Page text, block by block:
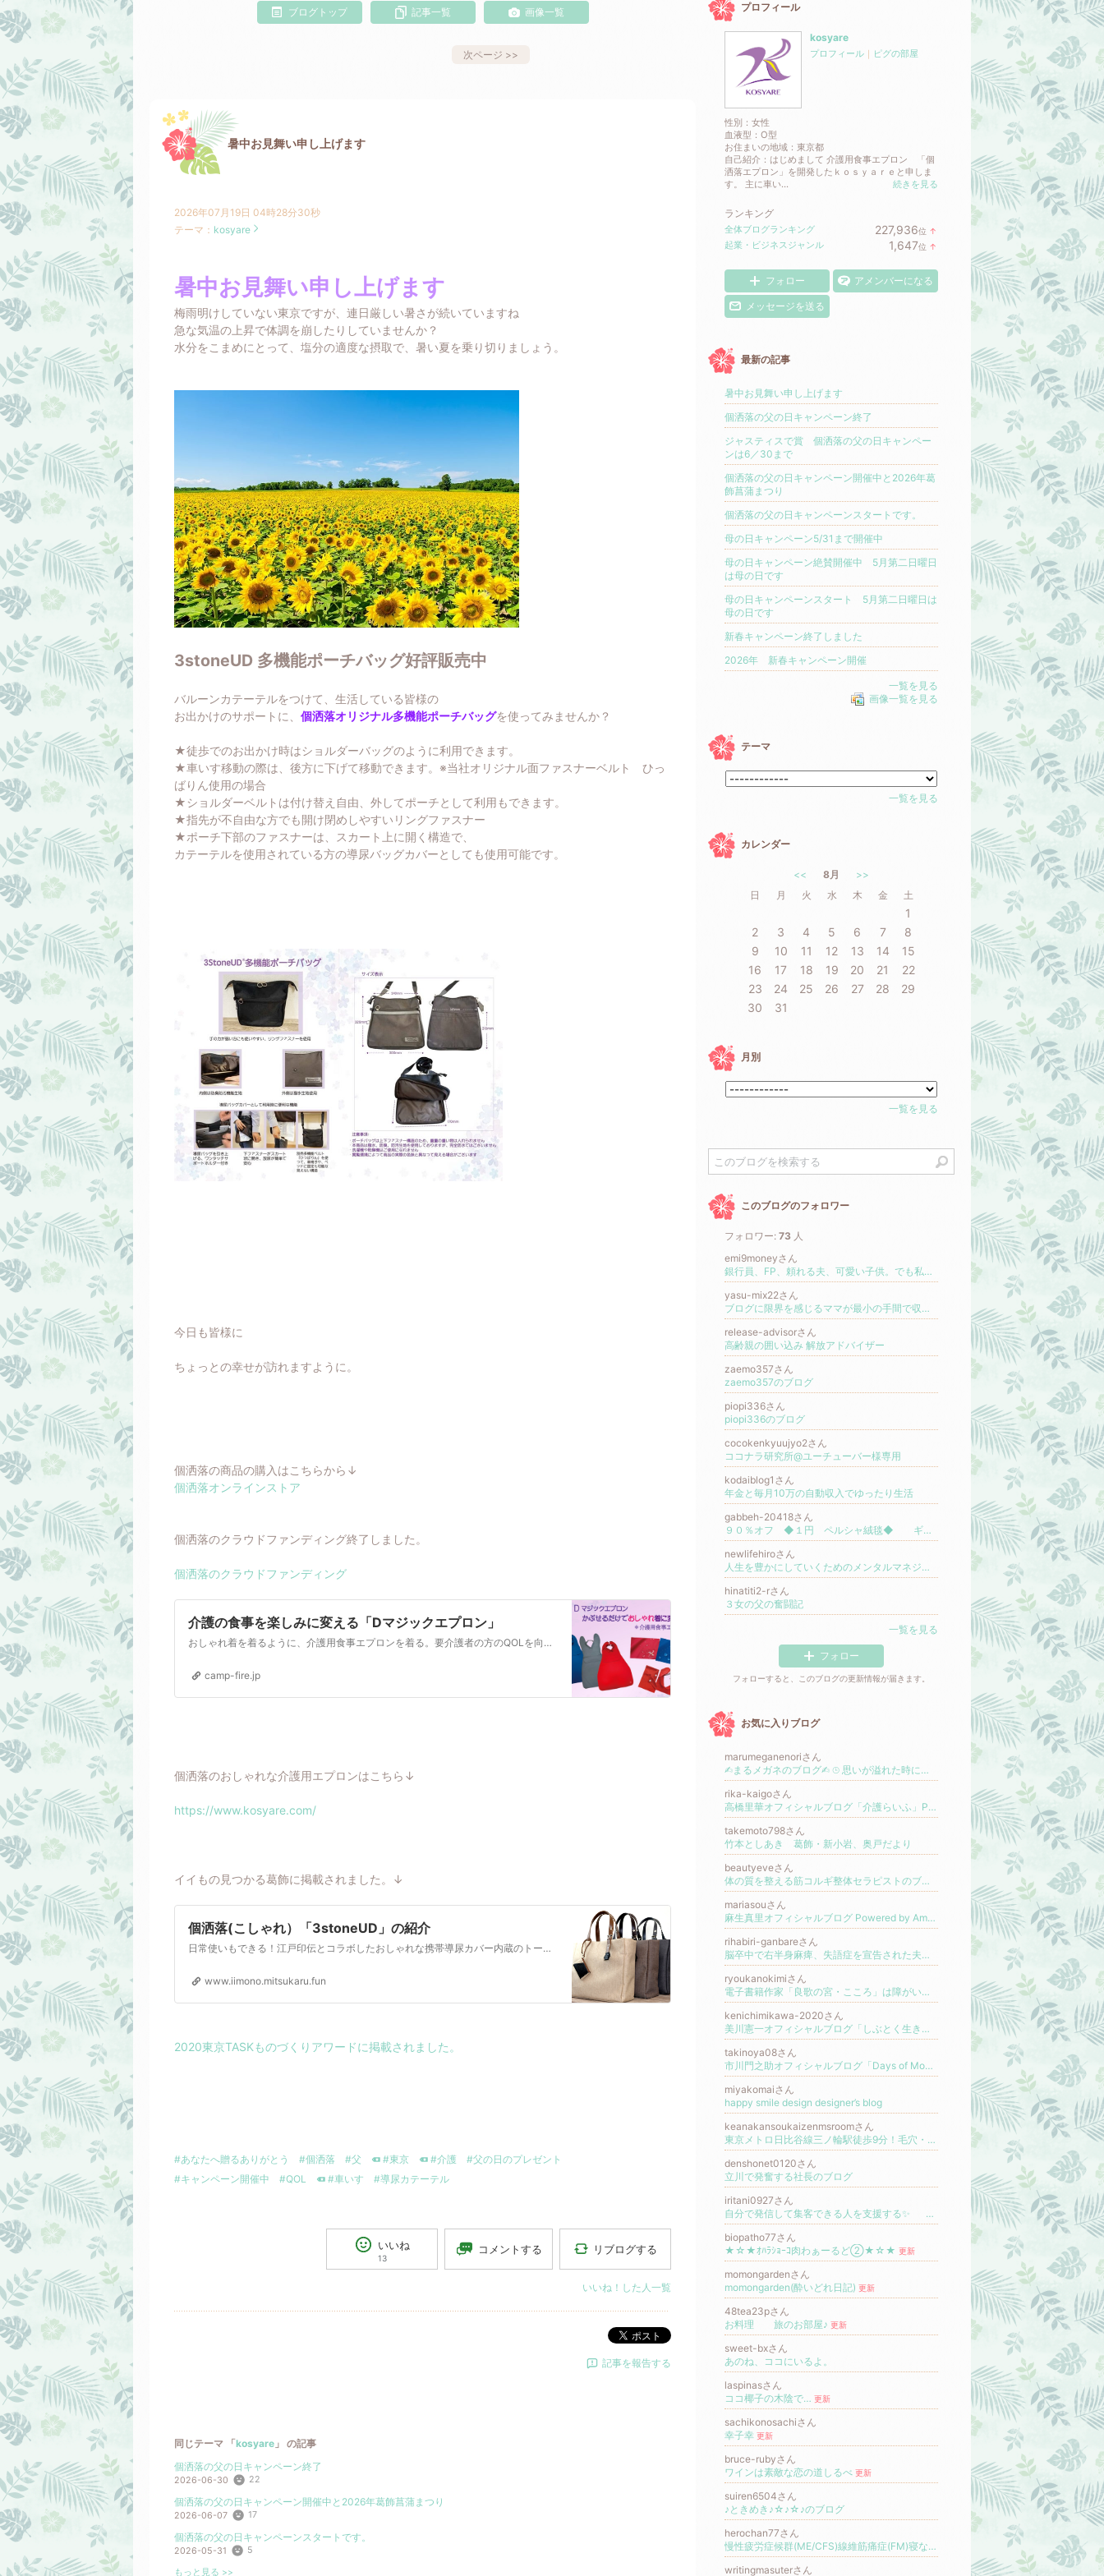
ブログトップ 記事一覧 画像一覧
次ページ >>
暑中お見舞い申し上げます
2026年07月19日 04時28分30秒
テーマ： kosyare
暑中お見舞い申し上げます
梅雨明けしていない東京ですが、連日厳しい暑さが続いていますね
急な気温の上昇で体調を崩したりしていませんか？
水分をこまめにとって、塩分の適度な摂取で、暑い夏を乗り切りましょう。
3stoneUD 多機能ポーチバッグ好評販売中
バルーンカテーテルをつけて、生活している皆様の
お出かけのサポートに、 個洒落オリジナル多機能ポーチバッグを使ってみませんか？
★徒歩でのお出かけ時はショルダーバッグのように利用できます。
★車いす移動の際は、後方に下げて移動できます。※当社オリジナル面ファスナーベルト ひっ
ばりん使用の場合
★ショルダーベルトは付け替え自由、外してポーチとして利用もできます。
★指先が不自由な方でも開け閉めしやすいリングファスナー
★ポーチ下部のファスナーは、スカート上に開く構造で、
カテーテルを使用されている方の導尿バッグカバーとしても使用可能です。
今日も皆様に
ちょっとの幸せが訪れますように。
個洒落の商品の購入はこちらから↓
個洒落オンラインストア
個洒落のクラウドファンディング終了しました。
個洒落のクラウドファンディング
介護の食事を楽しみに変える「Dマジックエプロン」
おしゃれ着を着るように、介護用食事エプロンを着る。要介護者の方のQOLを向上させ、忘れられがちな要介護者の尊厳を大切にしたい想いから、「Dマジックエプロン」＝ ダイニングの魔法のエプロンを開発しました。国産生地使用のおしゃれデザインで、 東京の縫製工場で丁寧に真心を込めて、制作しました。
camp-fire.jp
個洒落のおしゃれな介護用エプロンはこちら↓
https://www.kosyare.com/
イイもの見つかる葛飾に掲載されました。↓
個洒落(こしゃれ）「3stoneUD」の紹介
日常使いもできる！江戸印伝とコラボしたおしゃれな携帯導尿カバー内蔵のトートバッグ 今回は、以前記事にしました「個洒落」さんが2年という歳月をかけて開発した、携帯導尿カバー内蔵のトートバッグ「3ston
www.iimono.mitsukaru.fun
2020東京TASKものづくりアワードに掲載されました。
#あなたへ贈るありがとう #個洒落 #父 #東京 #介護
#父の日のプレゼント
#キャンペーン開催中
#QOL #車いす #導尿カテーテル
いいね
13
コメントする リブログする
いいね！した人一覧
ポスト
記事を報告する
同じテーマ 「kosyare 」 の記事
個洒落の父の日キャンペーン終了
2026-06-30 22
個洒落の父の日キャンペーン開催中と2026年葛飾菖蒲まつり
2026-06-07 17
個洒落の父の日キャンペーンスタートです。
2026-05-31 5
もっと見る >>
プロフィール
kosyare
プロフィール ｜ ピグの部屋
性別： 女性
血液型： O型
お住まいの地域： 東京都
自己紹介：はじめまして 介護用食事エプロン 「個
洒落エプロン」を開発したｋｏｓｙａｒｅと申しま
す。 主に車い...
続きを見る
ランキング
全体ブログランキング 227,936位 ↑
ン
起業・ビジネスジャンル 1,647位 ↑
ン
フォロー アメンバーになる
メッセージを送る
最新の記事
暑中お見舞い申し上げます
個洒落の父の日キャンペーン終了
ジャスティスで賞 個洒落の父の日キャンペー
ンは6／30まで
個洒落の父の日キャンペーン開催中と2026年葛
飾菖蒲まつり
個洒落の父の日キャンペーンスタートです。
母の日キャンペーン5/31まで開催中
母の日キャンペーン絶賛開催中 5月第二日曜日
は母の日です
母の日キャンペーンスタート 5月第二日曜日は
母の日です
新春キャンペーン終了しました
2026年 新春キャンペーン開催
一覧を見る
画像一覧を見る
テーマ
一覧を見る
カレンダー
<< 8月
>>
日
月 火 水 木 金 土
1
2
3 4 5 6 7
8
9
10 11 12 13 14
15
16
17 18 19 20 21
22
23
24 25 26 27 28
29
30
31
月別
一覧を見る
このブログのフォロワー
フォロワー: 73 人
emi9moneyさん
銀行員、FP、頼れる夫、可愛い子供。でも私の人生はいつも孤独でした。
yasu-mix22さん
ブログに限界を感じるママが最小の手間で収入を最大に！フォロワーの数を追うのをやめて賢くお家ワークする限定特典を配布中！
release-advisorさん
高齢親の囲い込み 解放アドバイザー
zaemo357さん
zaemo357のブログ
piopi336さん
piopi336のブログ
cocokenkyuujyo2さん
ココナラ研究所@ユーチューバー様専用
kodaiblog1さん
年金と毎月10万の自動収入でゆったり生活
gabbeh-20418さん
９０％オフ ◆１円 ペルシャ絨毯◆ ギャッベ シークレットセール
newlifehiroさん
人生を豊かにしていくためのメンタルマネジメント
hinatiti2-rさん
３女の父の奮闘記
一覧を見る
フォロー
フォローすると、このブログの更新情報が届きます。
お気に入りブログ
marumeganenoriさん
✍︎まるメガネのブログ✍︎ ⌚︎ 思いが溢れた時に更新 ✐新たに❾時頃に半年前ブログ振返り✐
rika-kaigoさん
高橋里華オフィシャルブログ「介護らいふ」Powered by Ameba
更新
takemoto798さん
竹本としあき 葛飾・新小岩、奥戸だより
beautyeveさん
体の質を整える筋コルギ整体セラピストのブログ
mariasouさん
麻生真里オフィシャルブログ Powered by Ameba
rihabiri-ganbareさん
脳卒中で右半身麻痺、失語症を宣告された夫と支えた妻のリハビリ記録
ryoukanokimiさん
電子書籍作家「良歌の宮・こころ」は障がい者！
更新
kenichimikawa-2020さん
美川憲一オフィシャルブログ「しぶとく生きる」Powered by Ameba
takinoya08さん
市川門之助オフィシャルブログ「Days of Monnosuke」Powered by Ameba
miyakomaiさん
happy smile design designer’s blog
keanakansoukaizenmsroomさん
東京メトロ日比谷線三ノ輪駅徒歩9分！毛穴・ニキビ＆小顔/ハーブピーリング専門 フェイシャルエステM’s room
denshonet0120さん
立川で発奮する社長のブログ
iritani0927さん
自分で発信して集客できる人を支援する✨ 自立型ブランディングコーチ
biopatho77さん
★☆★ｵﾊﾗｼｮｰｺ肉わぁーるど②★☆★ 更新
momongardenさん
momongarden(酔いどれ日記) 更新
48tea23pさん
お料理 旅のお部屋♪ 更新
sweet-bxさん
あのね、ココにいるよ。
laspinasさん
ココ椰子の木陰で… 更新
sachikonosachiさん
幸子幸 更新
bruce-rubyさん
ワインは素敵な恋の道しるべ 更新
suiren6504さん
♪ときめき♪☆♪☆♪のブログ
herochan77さん
慢性疲労症候群(ME/CFS)線維筋痛症(FM)寝ながら獣医師こんどうなつきのそれでもワクワク♪日記
writingmasuterさん